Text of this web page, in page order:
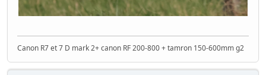
Canon R7 et 7 D mark 2+ canon RF 200-800 + tamron 150-600mm g2